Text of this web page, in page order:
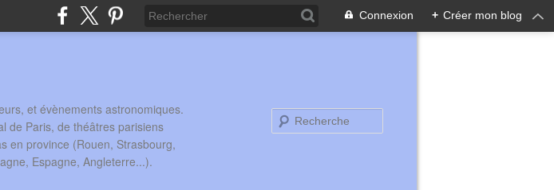
Connexion + Créer mon blog
et évènements astronomiques.
de Paris, de théâtres parisiens
en province (Rouen, Strasbourg,
Espagne, Angleterre...).